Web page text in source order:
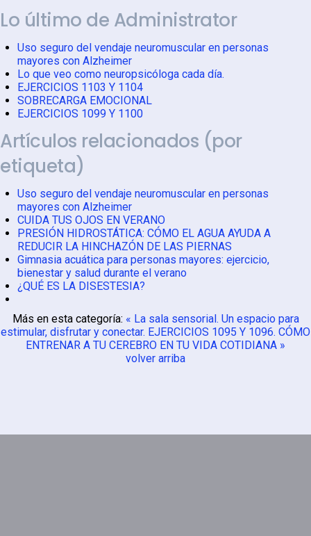
Lo último de Administrator
Uso seguro del vendaje neuromuscular en personas
mayores con Alzheimer
Lo que veo como neuropsicóloga cada día.
EJERCICIOS 1103 Y 1104
SOBRECARGA EMOCIONAL
EJERCICIOS 1099 Y 1100
Artículos relacionados (por
etiqueta)
Uso seguro del vendaje neuromuscular en personas
mayores con Alzheimer
CUIDA TUS OJOS EN VERANO
PRESIÓN HIDROSTÁTICA: CÓMO EL AGUA AYUDA A
REDUCIR LA HINCHAZÓN DE LAS PIERNAS
Gimnasia acuática para personas mayores: ejercicio,
bienestar y salud durante el verano
¿QUÉ ES LA DISESTESIA?
Más en esta categoría: « La sala sensorial. Un espacio para
estimular, disfrutar y conectar. EJERCICIOS 1095 Y 1096. CÓMO
ENTRENAR A TU CEREBRO EN TU VIDA COTIDIANA »
volver arriba